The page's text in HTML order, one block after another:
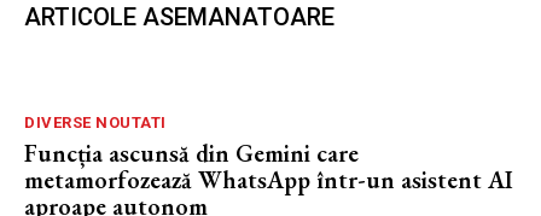
ARTICOLE ASEMANATOARE
DIVERSE NOUTATI
Funcția ascunsă din Gemini care
metamorfozează WhatsApp într-un asistent AI
aproape autonom